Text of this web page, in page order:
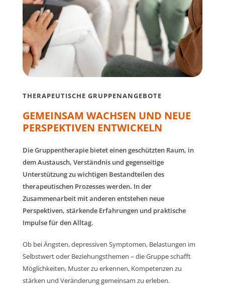
THERAPEUTISCHE GRUPPENANGEBOTE
GEMEINSAM WACHSEN UND NEUE
PERSPEKTIVEN ENTWICKELN
Die Gruppentherapie bietet einen geschützten Raum, in
dem Austausch, Verständnis und gegenseitige
Unterstützung zu wichtigen Bestandteilen des
therapeutischen Prozesses werden. In der
Zusammenarbeit mit anderen entstehen neue
Perspektiven, stärkende Erfahrungen und praktische
Impulse für den Alltag.
Ob bei Ängsten, depressiven Symptomen, Belastungen im
Selbstwert oder Beziehungsthemen – die Gruppe schafft
Möglichkeiten, Muster zu erkennen, Kompetenzen zu
stärken und Veränderung gemeinsam zu erleben.